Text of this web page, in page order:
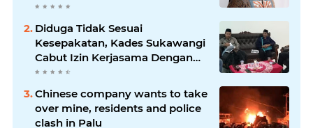
Diduga Tidak Sesuai
Kesepakatan, Kades Sukawangi
Cabut Izin Kerjasama Dengan
PT XL Axiata Tbk/Link Net
Chinese company wants to take
over mine, residents and police
clash in Palu